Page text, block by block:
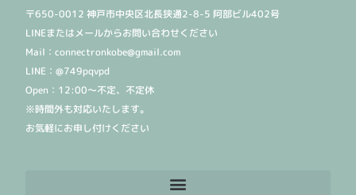
〒650-0012 神戸市中央区北長狭通2-8-5 阿部ビル402号
LINEまたはメールからお問い合わせください
Mail：connectronkobe@gmail.com
LINE：@749pqvpd
Open：12:00〜不定、不定休
※時間外も対応いたします。
お気軽にお申し付けください